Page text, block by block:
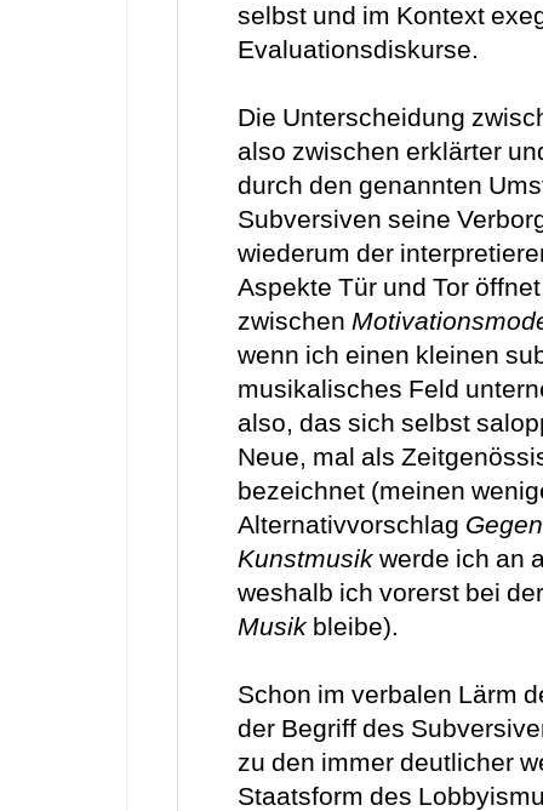
selbst und im Kontext
Evaluationsdiskurse.
Die Unterscheidung
also zwischen erklärter
durch den genannten
Subversiven seine
wiederum der
Aspekte Tür und Tor
zwischen
wenn ich einen kleinen
musikalisches Feld
also, das sich selbst
Neue, mal als
bezeichnet (meinen
Alternativvorschlag
Kunstmusik werde ich an
weshalb ich vorerst bei
Musik bleibe).
Schon im verbalen Lärm
der Begriff des
zu den immer deutlicher
Staatsform des